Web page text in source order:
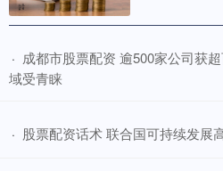
· 成都市股票配资 逾500家公司获
域受青睐
· 股票配资话术 联合国可持续发展